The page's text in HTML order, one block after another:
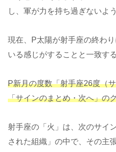
し、軍が力を持ち過ぎないよ
現在、P太陽が射手座の終わ
いる感じがすることと一致す
P新月の度数「射手座26度（
「サインのまとめ・次へ」の
射手座の「火」は、次のサイ
された組織」の中で、その主